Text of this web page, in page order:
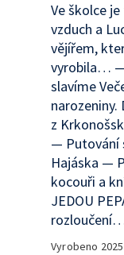
Ve školce
vzduch a
vějířem,
vyrobila…
slavíme
narozeniny.
z
— Putování
Hajáska —
kocouři a
JEDOU
Vyrobeno 2025